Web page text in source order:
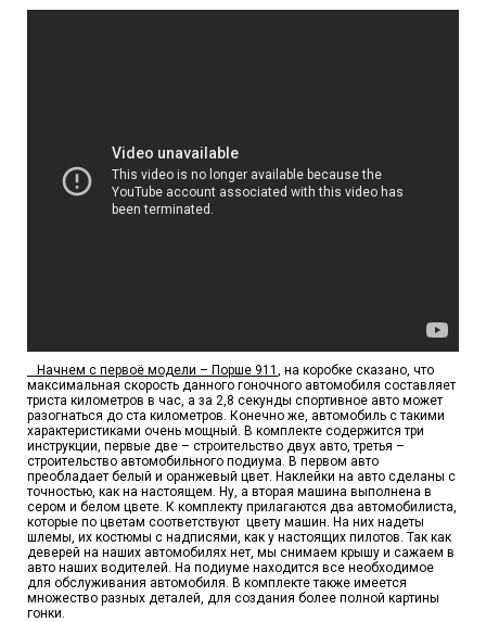
Начнем с первоё модели – Порше 911 , на коробке сказано, что
максимальная скорость данного гоночного автомобиля составляет
триста километров в час, а за 2,8 секунды спортивное авто может
разогнаться до ста километров. Конечно же, автомобиль с такими
характеристиками очень мощный. В комплекте содержится три
инструкции, первые две – строительство двух авто, третья –
строительство автомобильного подиума. В первом авто
преобладает белый и оранжевый цвет. Наклейки на авто сделаны с
точностью, как на настоящем. Ну, а вторая машина выполнена в
сером и белом цвете. К комплекту прилагаются два автомобилиста,
которые по цветам соответствуют цвету машин. На них надеты
шлемы, их костюмы с надписями, как у настоящих пилотов. Так как
деверей на наших автомобилях нет, мы снимаем крышу и сажаем в
авто наших водителей. На подиуме находится все необходимое
для обслуживания автомобиля. В комплекте также имеется
множество разных деталей, для создания более полной картины
гонки.